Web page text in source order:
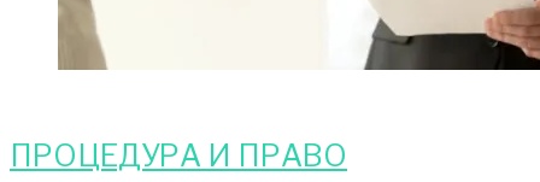
ПРОЦЕДУРА И ПРАВО